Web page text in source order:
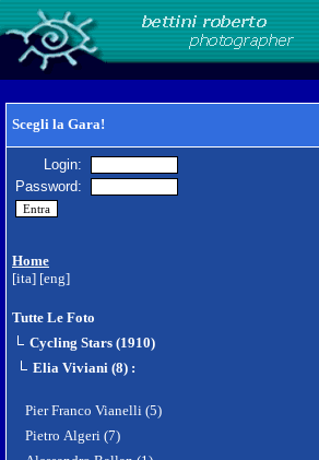
Scegli la Gara!
Login:
Password:
Home
[ita] [eng]
Tutte Le Foto
Cycling Stars (1910)
Elia Viviani (8) :
Pier Franco Vianelli (5)
Pietro Algeri (7)